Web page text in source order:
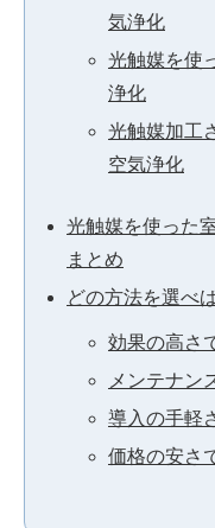
気浄化
光触媒を使
浄化
光触媒加工
空気浄化
光触媒を使った
まとめ
どの方法を選べ
効果の高さ
メンテナン
導入の手軽
価格の安さ